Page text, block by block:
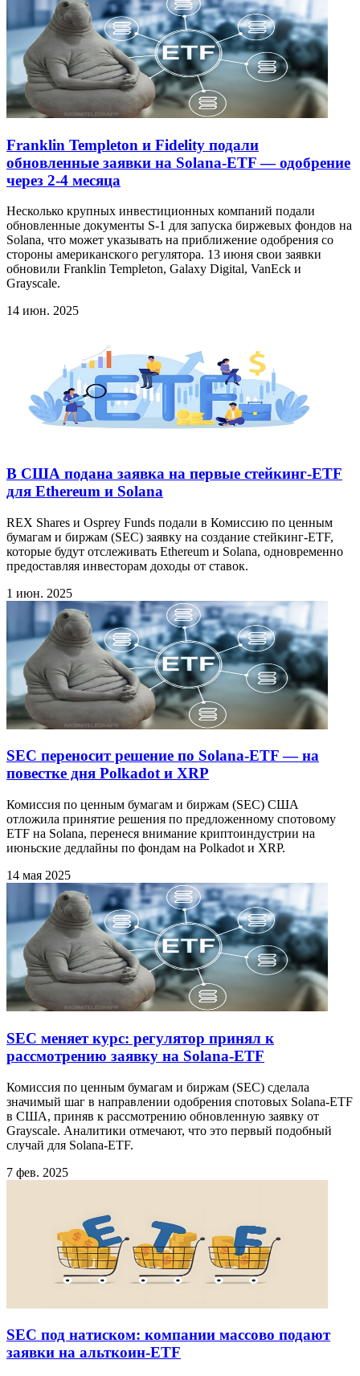
Franklin Templeton и Fidelity подали
обновленные заявки на Solana-ETF — одобрение
через 2-4 месяца
Несколько крупных инвестиционных компаний подали
обновленные документы S-1 для запуска биржевых фондов на
Solana, что может указывать на приближение одобрения со
стороны американского регулятора. 13 июня свои заявки
обновили Franklin Templeton, Galaxy Digital, VanEck и
Grayscale.
14 июн. 2025
В США подана заявка на первые стейкинг-ETF
для Ethereum и Solana
REX Shares и Osprey Funds подали в Комиссию по ценным
бумагам и биржам (SEC) заявку на создание стейкинг-ETF,
которые будут отслеживать Ethereum и Solana, одновременно
предоставляя инвесторам доходы от ставок.
1 июн. 2025
SEC переносит решение по Solana‑ETF — на
повестке дня Polkadot и XRP
Комиссия по ценным бумагам и биржам (SEC) США
отложила принятие решения по предложенному спотовому
ETF на Solana, перенеся внимание криптоиндустрии на
июньские дедлайны по фондам на Polkadot и XRP.
14 мая 2025
SEC меняет курс: регулятор принял к
рассмотрению заявку на Solana-ETF
Комиссия по ценным бумагам и биржам (SEC) сделала
значимый шаг в направлении одобрения спотовых Solana-ETF
в США, приняв к рассмотрению обновленную заявку от
Grayscale. Аналитики отмечают, что это первый подобный
случай для Solana-ETF.
7 фев. 2025
SEC под натиском: компании массово подают
заявки на альткоин-ETF